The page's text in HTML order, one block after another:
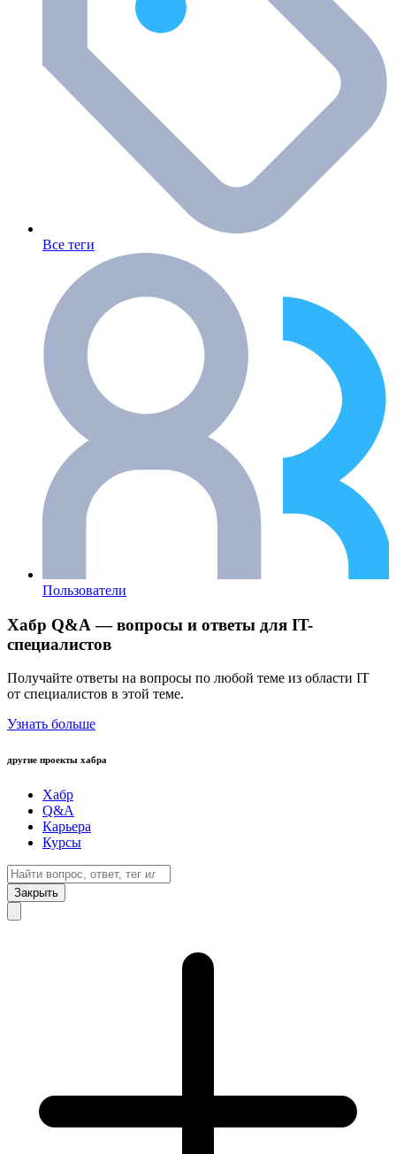
Все теги
Пользователи
Хабр Q&A — вопросы и ответы для IT-
специалистов
Получайте ответы на вопросы по любой теме из области IT
от специалистов в этой теме.
Узнать больше
другие проекты хабра
Хабр
Q&A
Карьера
Курсы
Закрыть